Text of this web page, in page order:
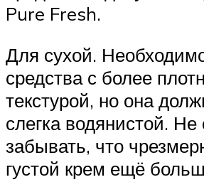
Pure Fresh.
Для сухой.
средства с более
текстурой, но она
слегка водянистой. Не
забывать, что
густой крем ещё